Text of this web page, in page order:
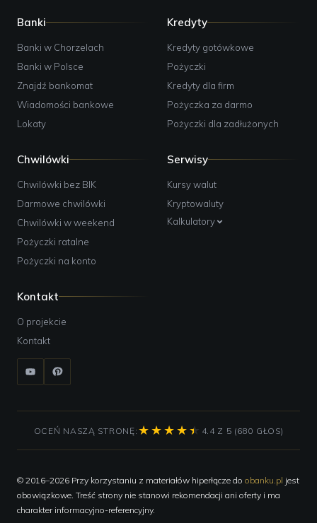
Banki
Banki w Chorzelach
Banki w Polsce
Znajdź bankomat
Wiadomości bankowe
Lokaty
Kredyty
Kredyty gotówkowe
Pożyczki
Kredyty dla firm
Pożyczka za darmo
Pożyczki dla zadłużonych
Chwilówki
Chwilówki bez BIK
Darmowe chwilówki
Chwilówki w weekend
Pożyczki ratalne
Pożyczki na konto
Serwisy
Kursy walut
Kryptowaluty
Kalkulatory
Kontakt
O projekcie
Kontakt
OCEŃ NASZĄ STRONĘ: 4.4 Z 5 (680 GŁOS)
© 2016–2026 Przy korzystaniu z materiałów hiperłącze do obanku.pl jest
obowiązkowe. Treść strony nie stanowi rekomendacji ani oferty i ma
charakter informacyjno-referencyjny.